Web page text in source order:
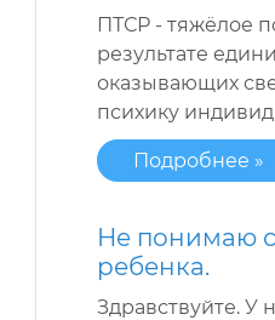
ПТСР - тяжёлое
результате
оказывающих
психику
Подробнее »
Не понимаю
ребенка.
Здравствуйте. У